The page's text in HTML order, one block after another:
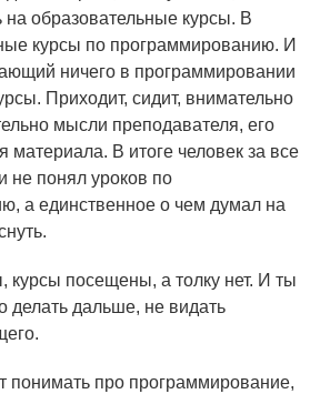
образовательные курсы. В
курсы по программированию. И
ничего в программировании
Приходит, сидит, внимательно
мысли преподавателя, его
материала. В итоге человек за все
не понял уроков по
а единственное о чем думал на
курсы посещены, а толку нет. И ты
делать дальше, не видать
понимать про программирование,